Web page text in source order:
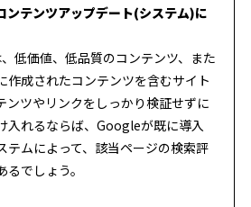
ンテンツアップデート(システム)に
低価値、低品質のコンテンツ、また
作成されたコンテンツを含むサイト
ンツやリンクをしっかり検証せずに
入れるならば、Googleが既に導入
テムによって、該当ページの検索評
でしょう。